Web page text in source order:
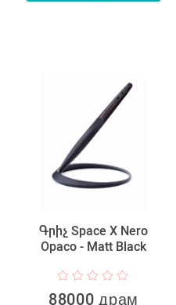
Գրիչ Space X Nero
Opaco - Matt Black
88000 драм